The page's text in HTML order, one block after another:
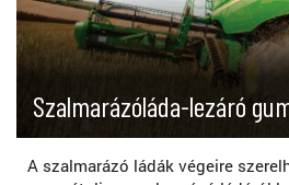
Szalmarázóláda-lezáró
A szalmarázó ládák végeire